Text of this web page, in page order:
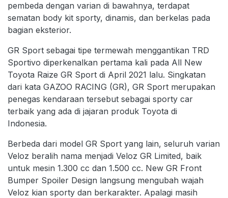
pembeda dengan varian di bawahnya, terdapat
sematan body kit sporty, dinamis, dan berkelas pada
bagian eksterior.
GR Sport sebagai tipe termewah menggantikan TRD
Sportivo diperkenalkan pertama kali pada All New
Toyota Raize GR Sport di April 2021 lalu. Singkatan
dari kata GAZOO RACING (GR), GR Sport merupakan
penegas kendaraan tersebut sebagai sporty car
terbaik yang ada di jajaran produk Toyota di
Indonesia.
Berbeda dari model GR Sport yang lain, seluruh varian
Veloz beralih nama menjadi Veloz GR Limited, baik
untuk mesin 1.300 cc dan 1.500 cc. New GR Front
Bumper Spoiler Design langsung mengubah wajah
Veloz kian sporty dan berkarakter. Apalagi masih